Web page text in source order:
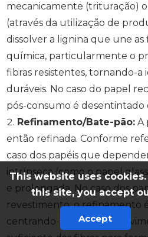
mecanicamente (trituração)
(através da utilização de
dissolver a lignina que une as
química, particularmente o
fibras resistentes, tornando-a
duráveis. No caso do papel
pós-consumo é desentintado
Refinamento/Bate-pão: A
então refinada. Conforme
caso dos papéis que
intrínseca (como o papel
e prolongada. No caso dos
revestimento, o refinamento
centrando-se no
This website uses
this site, you accept
Accept